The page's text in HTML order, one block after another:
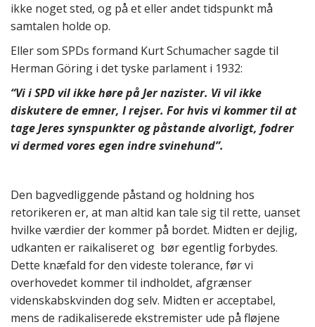
ikke noget sted, og på et eller andet tidspunkt må
samtalen holde op.
Eller som SPDs formand Kurt Schumacher sagde til
Herman Göring i det tyske parlament i 1932:
“Vi i SPD vil ikke høre på Jer nazister. Vi vil ikke
diskutere de emner, I rejser. For hvis vi kommer til at
tage Jeres synspunkter og påstande alvorligt, fodrer
vi dermed vores egen indre svinehund”.
Den bagvedliggende påstand og holdning hos
retorikeren er, at man altid kan tale sig til rette, uanset
hvilke værdier der kommer på bordet. Midten er dejlig,
udkanten er raikaliseret og bør egentlig forbydes.
Dette knæfald for den videste tolerance, før vi
overhovedet kommer til indholdet, afgrænser
videnskabskvinden dog selv. Midten er acceptabel,
mens de radikaliserede ekstremister ude på fløjene